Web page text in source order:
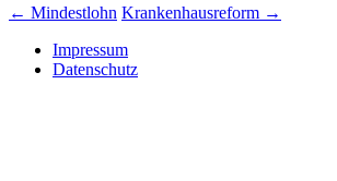
← Mindestlohn Krankenhausreform →
Impressum
Datenschutz